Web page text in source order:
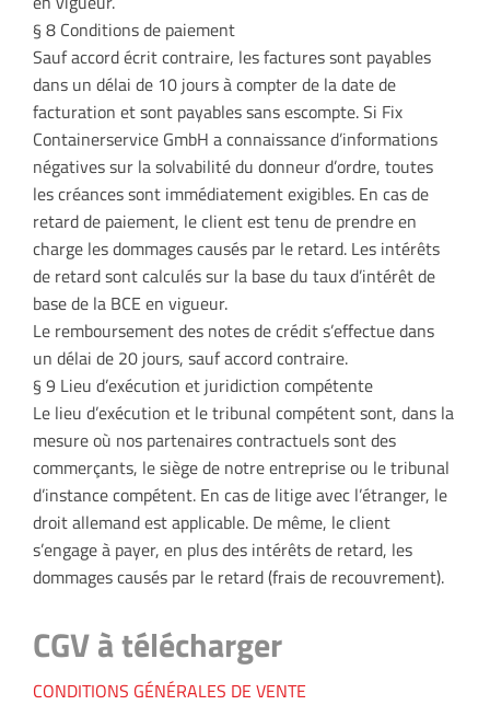
§ 8 Conditions de paiement
Sauf accord écrit contraire, les factures sont payables
dans un délai de 10 jours à compter de la date de
facturation et sont payables sans escompte. Si Fix
Containerservice GmbH a connaissance d’informations
négatives sur la solvabilité du donneur d’ordre, toutes
les créances sont immédiatement exigibles. En cas de
retard de paiement, le client est tenu de prendre en
charge les dommages causés par le retard. Les intérêts
de retard sont calculés sur la base du taux d’intérêt de
base de la BCE en vigueur.
Le remboursement des notes de crédit s’effectue dans
un délai de 20 jours, sauf accord contraire.
§ 9 Lieu d’exécution et juridiction compétente
Le lieu d’exécution et le tribunal compétent sont, dans la
mesure où nos partenaires contractuels sont des
commerçants, le siège de notre entreprise ou le tribunal
d’instance compétent. En cas de litige avec l’étranger, le
droit allemand est applicable. De même, le client
s’engage à payer, en plus des intérêts de retard, les
dommages causés par le retard (frais de recouvrement).
CGV à télécharger
CONDITIONS GÉNÉRALES DE VENTE